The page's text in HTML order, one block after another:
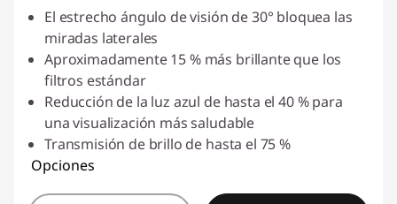
El estrecho ángulo de visión de 30° bloquea las
miradas laterales
Aproximadamente 15 % más brillante que los
filtros estándar
Reducción de la luz azul de hasta el 40 % para
una visualización más saludable
Transmisión de brillo de hasta el 75 %
Opciones